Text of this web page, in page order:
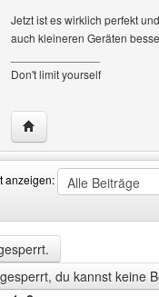
Profile anzeigen
Jetzt ist es wirklich perfekt
auch kleineren Geräten
Don't limit yourself
Website dieses
anzeigen:
du kannst keine